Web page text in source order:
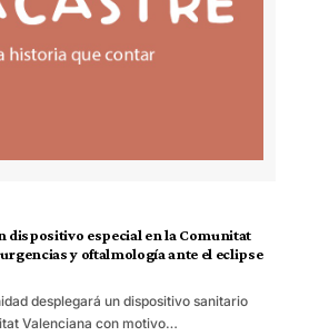
dispositivo especial en la Comunitat
y oftalmología ante el eclipse
desplegará un dispositivo sanitario
Valenciana con motivo…